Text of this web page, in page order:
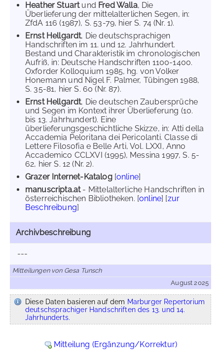
Heather Stuartund Fred Walla, Die
Überlieferung der mittelalterlichen Segen, in:
ZfdA 116 (1987), S. 53-79, hier S. 74 (Nr. 1).
Ernst Hellgardt, Die deutschsprachigen
Handschriften im 11. und 12. Jahrhundert.
Bestand und Charakteristik im chronologischen
Aufriß, in: Deutsche Handschriften 1100-1400.
Oxforder Kolloquium 1985, hg. von Volker
Honemann und Nigel F. Palmer, Tübingen 1988,
S. 35-81, hier S. 60 (Nr. 87).
Ernst Hellgardt, Die deutschen Zaubersprüche
und Segen im Kontext ihrer Überlieferung (10.
bis 13. Jahrhundert). Eine
überlieferungsgeschichtliche Skizze, in: Atti della
Accademia Peloritana dei Pericolanti. Classe di
Lettere Filosofia e Belle Arti, Vol. LXXI, Anno
Accademico CCLXVI (1995), Messina 1997, S. 5-
62, hier S. 12 (Nr. 2).
Grazer Internet-Katalog[online]
manuscripta.at- Mittelalterliche Handschriften in
österreichischen Bibliotheken. [online] [zur
Beschreibung]
Archivbeschreibung
---
Mitteilungen von Gesa Tunsch
August 2025
Diese Daten basieren auf dem Marburger Repertorium
deutschsprachiger Handschriften des 13. und 14.
Jahrhunderts.
Mitteilung (Ergänzung/Korrektur)